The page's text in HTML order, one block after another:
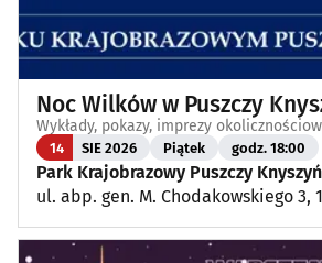
Noc Wilków w Puszczy
Wykłady, pokazy, imprezy
14 SIE 2026 Piątek godz. 18:00
Park Krajobrazowy Puszczy
ul. abp. gen. M. Chodakowskiego 3,